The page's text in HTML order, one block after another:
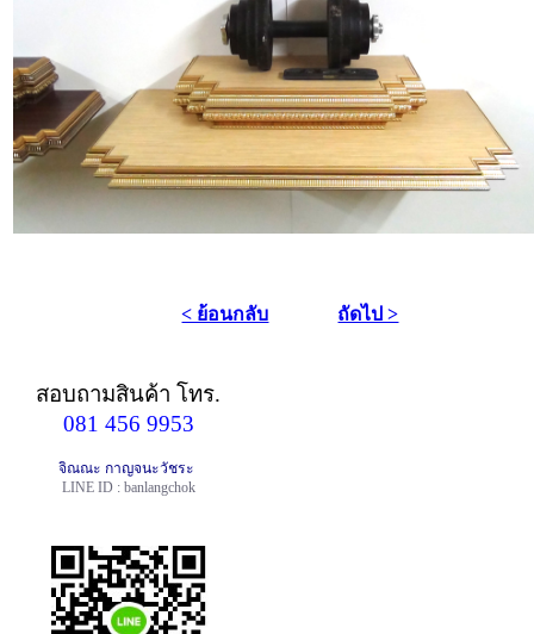
< ย้อนกลับ ถัดไป >
สอบถามสินค้าโทร.
081 456 9953
จิณณะ กาญจนะวัชระ
LINE ID : banlangchok